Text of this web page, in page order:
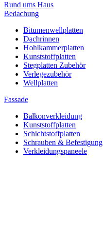
Rund ums Haus
Bedachung
Bitumenwellplatten
Dachrinnen
Hohlkammerplatten
Kunststoffplatten
Stegplatten Zubehör
Verlegezubehör
Wellplatten
Fassade
Balkonverkleidung
Kunststoffplatten
Schichtstoffplatten
Schrauben & Befestigung
Verkleidungspaneele